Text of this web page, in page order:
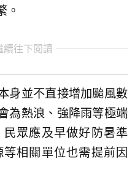
。
續往下閱讀
身並不直接增加颱風數
為熱浪、強降雨等極端
眾應及早做好防暑準
相關單位也需提前因